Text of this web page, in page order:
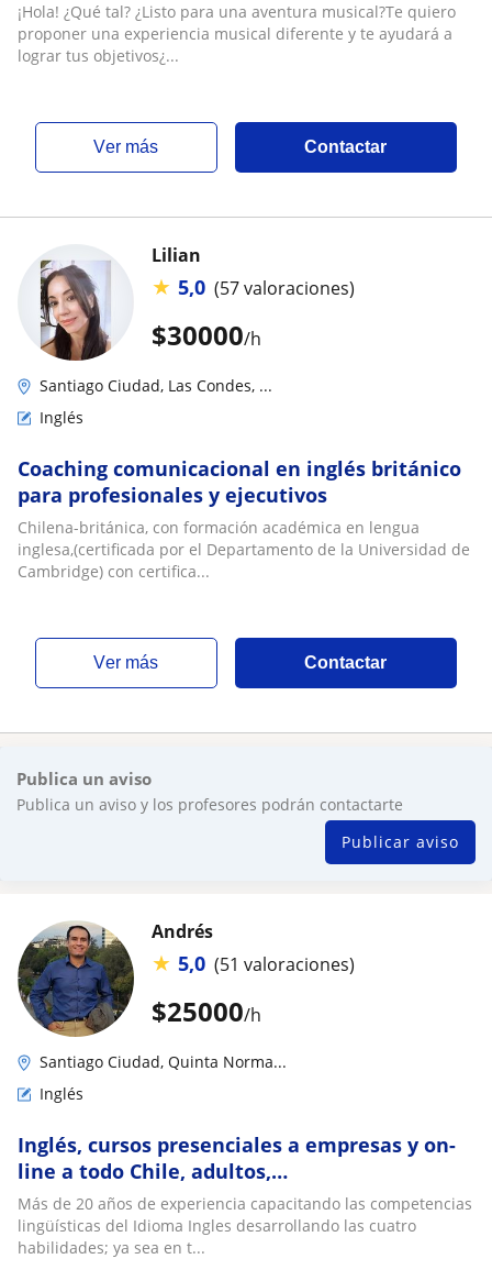
¡Hola! ¿Qué tal? ¿Listo para una aventura musical?Te quiero
proponer una experiencia musical diferente y te ayudará a
lograr tus objetivos¿...
ver más Contactar
$30000/h
Lilian
★ 5,0 (57 valoraciones)
Santiago Ciudad, Las Condes, ...
Inglés
Coaching comunicacional en inglés británico
para profesionales y ejecutivos
Chilena-británica, con formación académica en lengua
inglesa,(certificada por el Departamento de la Universidad de
Cambridge) con certifica...
ver más Contactar
Publica un aviso
Publica un aviso y los profesores podrán contactarte
Publicar aviso
$25000/h
Andrés
★ 5,0 (51 valoraciones)
Santiago Ciudad, Quinta Norma...
Inglés
Inglés, cursos presenciales a empresas y on-
line a todo Chile, adultos,
universitarios.Objetivos específicos. English
made easy. Capsulas min!
Más de 20 años de experiencia capacitando las competencias
lingüísticas del Idioma Ingles desarrollando las cuatro
habilidades; ya sea en t...